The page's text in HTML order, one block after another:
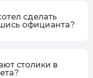
сделать
официанта?
столики в